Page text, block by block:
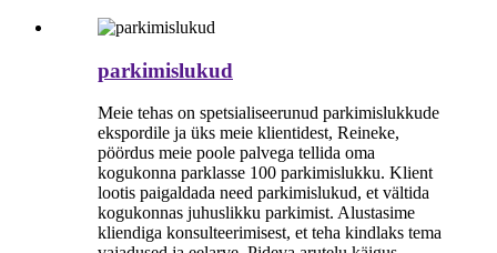
parkimislukud
Meie tehas on spetsialiseerunud parkimislukkude
ekspordile ja üks meie klientidest, Reineke,
pöördus meie poole palvega tellida oma
kogukonna parklasse 100 parkimislukku. Klient
lootis paigaldada need parkimislukud, et vältida
kogukonnas juhuslikku parkimist. Alustasime
kliendiga konsulteerimisest, et teha kindlaks tema